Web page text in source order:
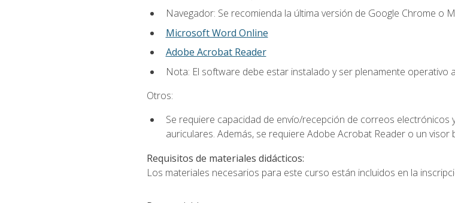
Navegador: Se recomienda la última versión de Google Chrome o
Microsoft Word Online
Adobe Acrobat Reader
Nota: El software debe estar instalado y ser plenamente operativo
Otros:
Se requiere capacidad de envío/recepción de correos
auriculares. Además, se requiere Adobe Acrobat Reader o un
Requisitos de materiales didácticos:
Los materiales necesarios para este curso están incluidos en la